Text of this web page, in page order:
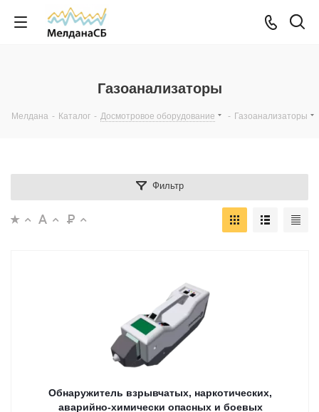
Газоанализаторы
Мелдана - Каталог - Досмотровое оборудование - Газоанализаторы
Фильтр
Обнаружитель взрывчатых, наркотических,
аварийно-химически опасных и боевых